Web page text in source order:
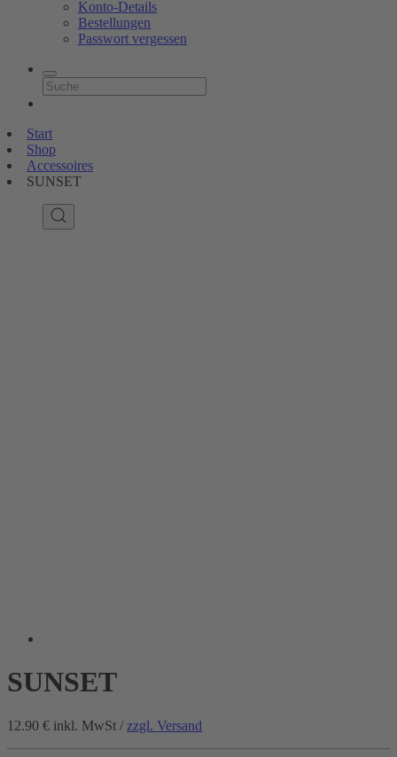
Konto-Details
Bestellungen
Passwort vergessen
Start
Shop
Accessoires
SUNSET
SUNSET
12.90 € inkl. MwSt / zzgl. Versand